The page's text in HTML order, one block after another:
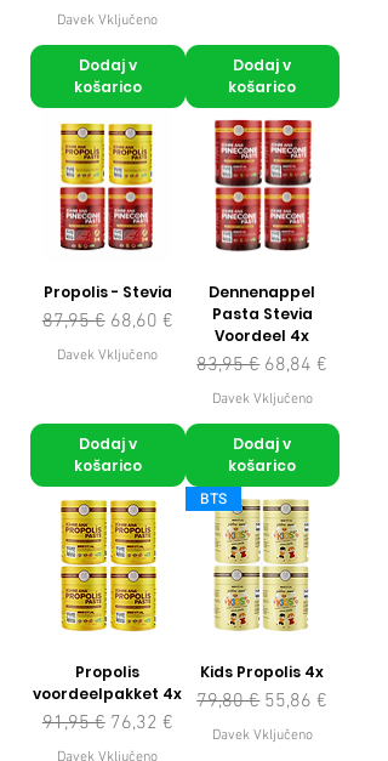
Davek Vključeno
Dodaj v
košarico
Dodaj v
košarico
Propolis - Stevia
Redna cena
87,95 € Cena na razprodaji
68,60 €
Davek Vključeno
Dodaj v
košarico
Dennenappel
Pasta Stevia
Voordeel 4x
Redna cena
83,95 € Cena na
68,84 €
Davek Vključeno
Dodaj v
košarico
Propolis
voordeelpakket 4x
Redna cena
91,95 € Cena na razprodaji
76,32 €
Davek Vključeno
BTS
Kids Propolis 4x
Redna cena
79,80 € Cena na
55,86 €
Davek Vključeno